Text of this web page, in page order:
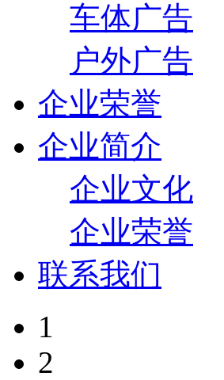
车体广告
户外广告
企业荣誉
企业简介
企业文化
企业荣誉
联系我们
1
2